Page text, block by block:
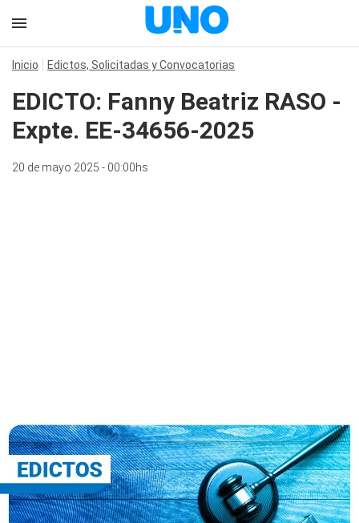
Inicio Edictos, Solicitadas y Convocatorias
EDICTO: Fanny Beatriz RASO -
Expte. EE-34656-2025
20 de mayo 2025 - 00:00hs